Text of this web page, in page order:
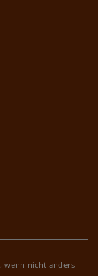
, wenn nicht anders